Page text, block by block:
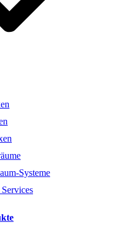
Systeme